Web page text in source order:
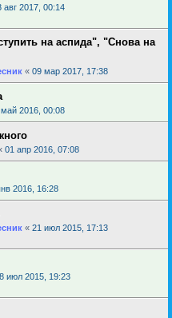
авг 2017, 00:14
на аспида", "Снова на
« 09 мар 2017, 17:38
2016, 00:08
01 апр 2016, 07:08
2016, 16:28
« 21 июл 2015, 17:13
июл 2015, 19:23